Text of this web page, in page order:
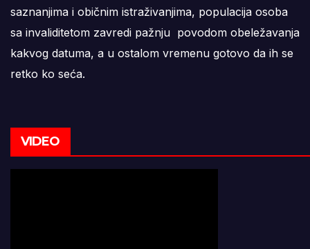
saznanjima i običnim istraživanjima, populacija osoba
sa invaliditetom zavredi pažnju povodom obeležavanja
kakvog datuma, a u ostalom vremenu gotovo da ih se
retko ko seća.
VIDEO